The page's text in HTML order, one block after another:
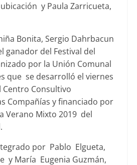
y Paula Zarricueta,
Bonita, Sergio Dahrbacun
ganador del Festival del
por la Unión Comunal
que se desarrolló el viernes
Consultivo
Compañías y financiado por
Verano Mixto 2019 del
por Pablo Elgueta,
y María Eugenia Guzmán,